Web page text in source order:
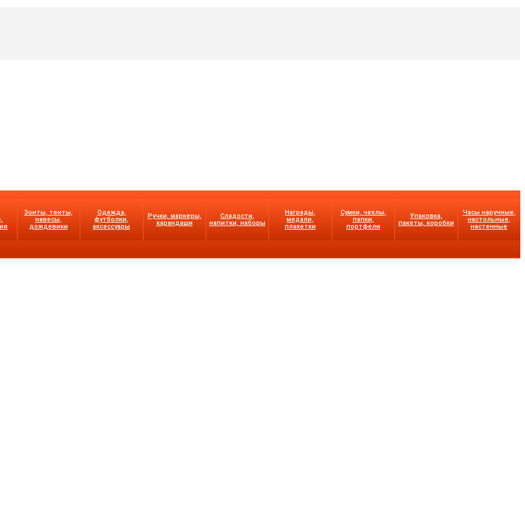
Зонты, тенты,
навесы,
дождевики
Одежда,
футболки,
аксессуары
Ручки, маркеры,
карандаши
Сладости,
напитки, наборы
Награды,
медали,
плакетки
Сумки, чехлы,
папки,
портфели
Упаковка,
пакеты, коробки
Часы наручные,
настольные,
настенные